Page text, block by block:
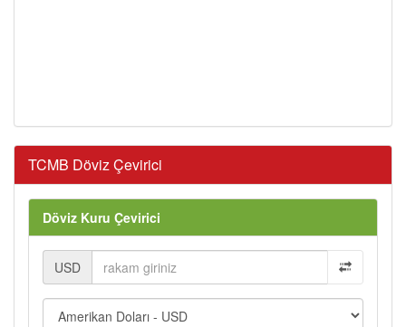
TCMB Döviz Çevirici
Döviz Kuru Çevirici
USD